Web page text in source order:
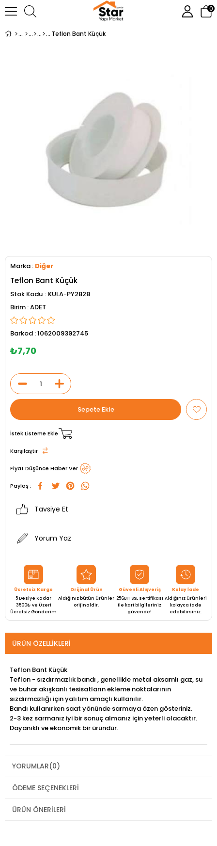
0
Teflon Bant Küçük
Marka : Diğer
Teflon Bant Küçük
Stok Kodu
KULA-PY2828
ADET
Barkod :1062009392745
₺7,70
İstek Listeme Ekle
Karşılaştır
Fiyat Düşünce Haber Ver
Paylaş :
Tavsiye Et
Yorum Yaz
Ücretsiz Kargo
5 Desiye Kadar
3500₺ ve Üzeri
Ücretsiz Gönderim
Orijinal Ürün
Aldığınız bütün ürünler
orijinaldir.
Güvenli Alışveriş
256BIT SSL sertifikası
ile kart bilgileriniz
güvende!
Kolay İade
Aldığınız ürünleri
kolayca iade
edebilirsiniz.
ÜRÜN ÖZELLIKLERI
Teflon Bant Küçük
Teflon - sızdırmazlık bandı , genellikle metal aksamlı gaz, su
ve buhar akışkanlı tesisatların ekleme noktalarının
sızdırmazlığı için yalıtım amaçlı kullanılır.
Bandı kullanırken saat yönünde sarmaya özen gösteriniz.
2-3 kez sarmanız iyi bir sonuç almanız için yeterli olacaktır.
Dayanıklı ve ekonomik bir üründür.
YORUMLAR(0)
ÖDEME SEÇENEKLERI
ÜRÜN ÖNERILERI